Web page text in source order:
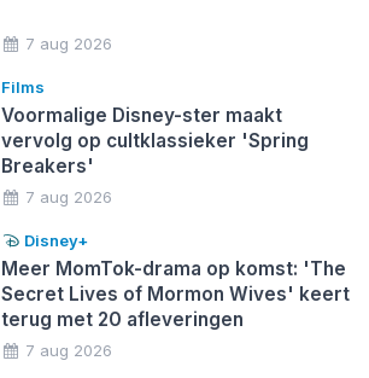
7 aug 2026
Films
Voormalige Disney-ster maakt
vervolg op cultklassieker 'Spring
Breakers'
7 aug 2026
Disney+
Meer MomTok-drama op komst: 'The
Secret Lives of Mormon Wives' keert
terug met 20 afleveringen
7 aug 2026